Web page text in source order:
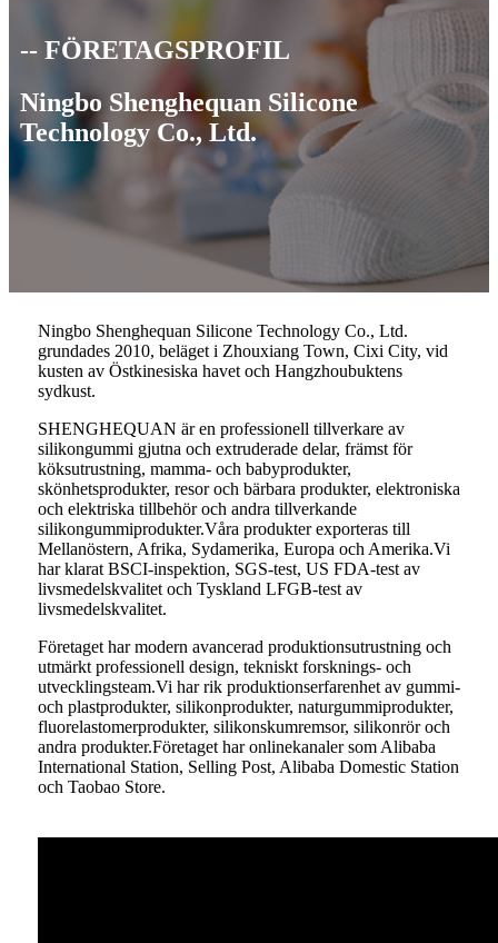
-- FÖRETAGSPROFIL
Ningbo Shenghequan Silicone
Technology Co., Ltd.
Ningbo Shenghequan Silicone Technology Co., Ltd.
grundades 2010, beläget i Zhouxiang Town, Cixi City, vid
kusten av Östkinesiska havet och Hangzhoubuktens
sydkust.
SHENGHEQUAN är en professionell tillverkare av
silikongummi gjutna och extruderade delar, främst för
köksutrustning, mamma- och babyprodukter,
skönhetsprodukter, resor och bärbara produkter, elektroniska
och elektriska tillbehör och andra tillverkande
silikongummiprodukter.Våra produkter exporteras till
Mellanöstern, Afrika, Sydamerika, Europa och Amerika.Vi
har klarat BSCI-inspektion, SGS-test, US FDA-test av
livsmedelskvalitet och Tyskland LFGB-test av
livsmedelskvalitet.
Företaget har modern avancerad produktionsutrustning och
utmärkt professionell design, tekniskt forsknings- och
utvecklingsteam.Vi har rik produktionserfarenhet av gummi-
och plastprodukter, silikonprodukter, naturgummiprodukter,
fluorelastomerprodukter, silikonskumremsor, silikonrör och
andra produkter.Företaget har onlinekanaler som Alibaba
International Station, Selling Post, Alibaba Domestic Station
och Taobao Store.